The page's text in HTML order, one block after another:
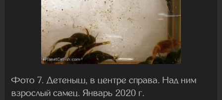
Фото 7. Детеныш, в центре справа. Над ним
взрослый самец. Январь 2020 г.